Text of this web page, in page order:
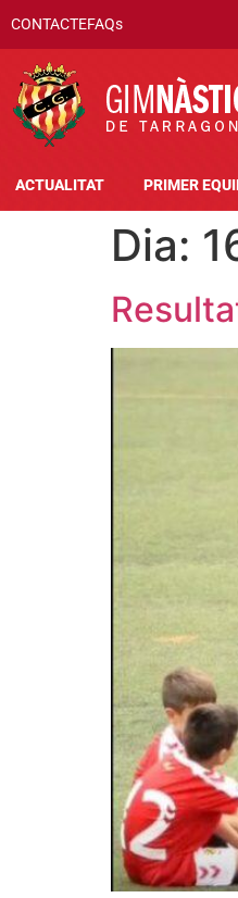
CONTACTEFAQs
ACTUALITAT PRIMER
Dia: